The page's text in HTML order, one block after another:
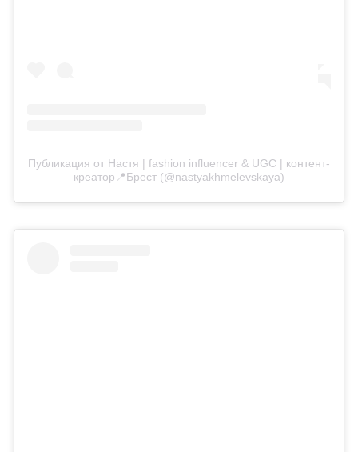
Публикация от Настя | fashion influencer & UGC | контент-
креатор📍Брест (@nastyakhmelevskaya)